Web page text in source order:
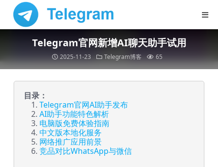
Telegram官网新增AI聊天助手试用
2025-11-23 Telegram博客 65
目录：
Telegram官网AI助手发布
AI助手功能特色解析
电脑版免费体验指南
中文版本地化服务
网络推广应用前景
竞品对比WhatsApp与微信